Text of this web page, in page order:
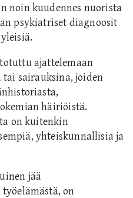
noin kuudennes nuorista
psykiatriset diagnoosit
ajattelemaan
sairauksina, joiden
häiriöistä.
on kuitenkin
yhteiskunnallisia ja
jää
on